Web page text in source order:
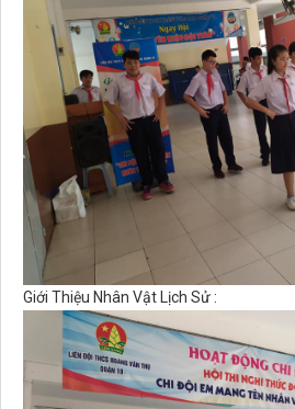
Giới Thiệu Nhân Vật Lịch Sử :